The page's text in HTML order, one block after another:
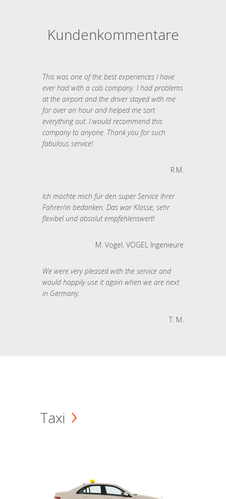
Kundenkommentare
This was one of the best experiences I have
ever had with a cab company. I had problems
at the airport and the driver stayed with me
for over an hour and helped me sort
everything out. I would recommend this
company to anyone. Thank you for such
fabulous service!
R.M.
Ich möchte mich für den super Service Ihrer
Fahrer/in bedanken. Das war Klasse, sehr
flexibel und absolut empfehlenswert!
M. Vogel, VOGEL Ingenieure
We were very pleased with the service and
would happily use it again when we are next
in Germany.
T. M.
Taxi